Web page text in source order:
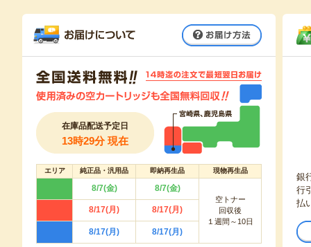
お届け方
在庫品配送予定日
13時29分 現在
エリア 純正品・汎用品 即納再生品 現物再生品
8/7(金) 8/7(金)
空トナー
回収後
１週間～10日
8/17(月) 8/17(月)
8/17(月) 8/17(月)
銀
行
払